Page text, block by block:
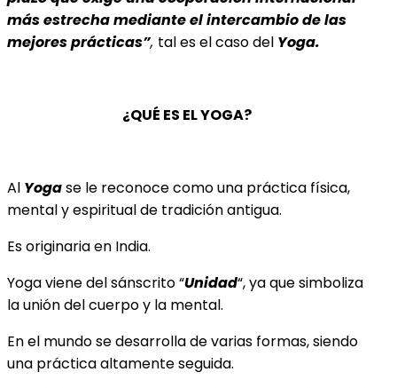
más estrecha mediante el intercambio de las
mejores prácticas”, tal es el caso del Yoga.
¿QUÉ ES EL YOGA?
Al Yogase le reconoce como una práctica física,
mental y espiritual de tradición antigua.
Es originaria en India.
Yoga viene del sánscrito “Unidad“, ya que simboliza
la unión del cuerpo y la mental.
En el mundo se desarrolla de varias formas, siendo
una práctica altamente seguida.